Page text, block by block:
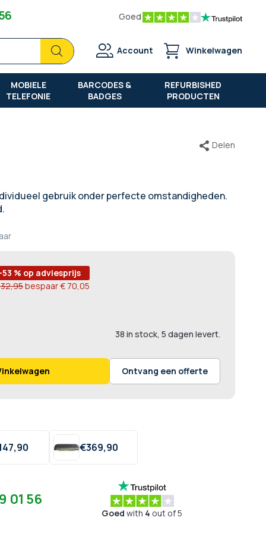
Goed
Zoek
Zoek
Account Winkelwagen
MOBIELE
TELEFONIE
BARCODES &
BADGES
REFURBISHED
PRODUCTEN
gebruik onder perfecte omstandigheden.
Delen
53 % op adviesprijs
bespaar€ 70,05
38 in stock, 5 dagen levert.
Ontvang een offerte
90 €369,90
01 56
Goed with 4 out of 5